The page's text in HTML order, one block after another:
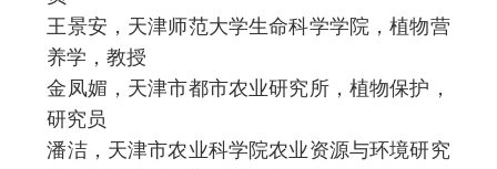
王景安，天津师范大学生命科学学院，植物营
养学，教授
金凤媚，天津市都市农业研究所，植物保护，
研究员
潘洁，天津市农业科学院农业资源与环境研究